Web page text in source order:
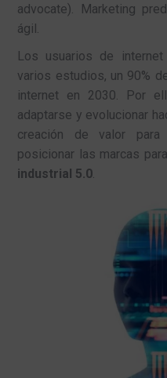
advocate). Marketing
ágil.
Los usuarios de internet
varios estudios, un 90%
internet en 2030. Por
adaptarse y evolucionar
creación de valor
posicionar las marcas
industrial 5.0.